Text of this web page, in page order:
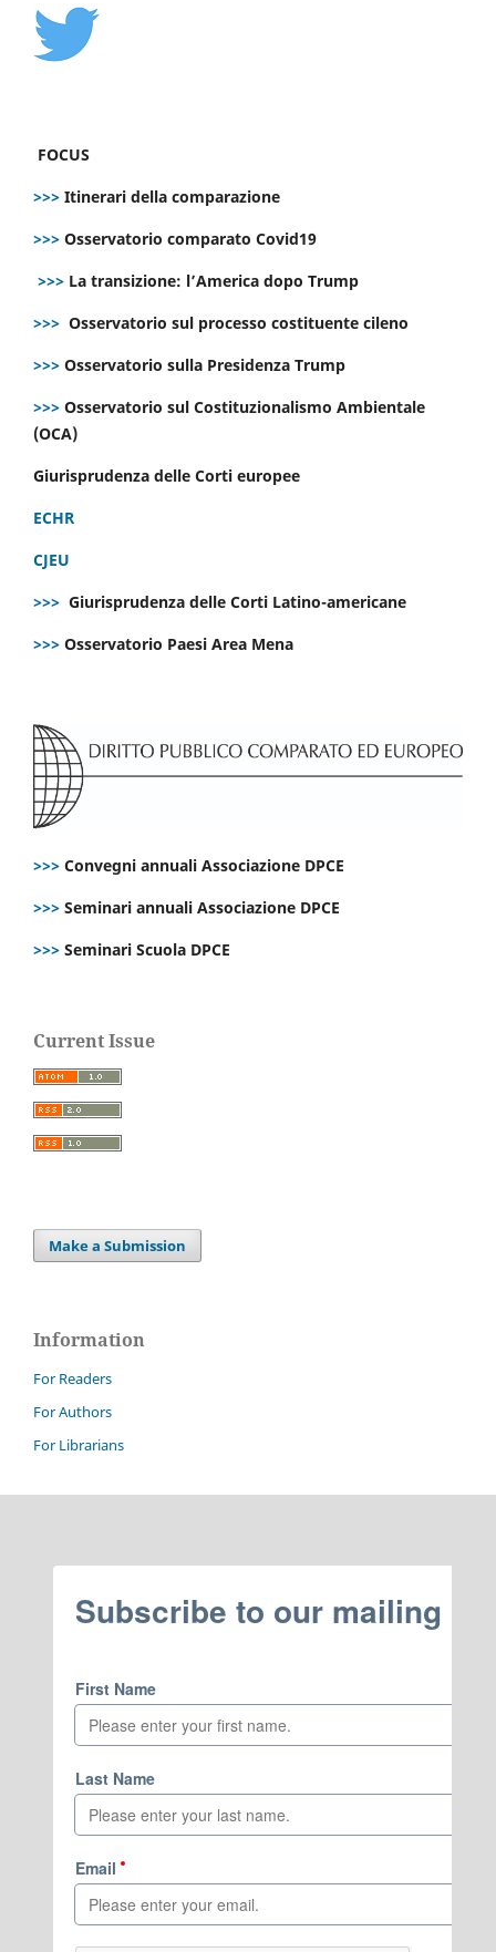
FOCUS
>>> Itinerari della comparazione
>>> Osservatorio comparato Covid19
>>> La transizione: l’America dopo Trump
>>> Osservatorio sul processo costituente cileno
>>> Osservatorio sulla Presidenza Trump
>>> Osservatorio sul Costituzionalismo Ambientale
(OCA)
Giurisprudenza delle Corti europee
ECHR
CJEU
>>> Giurisprudenza delle Corti Latino-americane
>>> Osservatorio Paesi Area Mena
>>> Convegni annuali Associazione DPCE
>>> Seminari annuali Associazione DPCE
>>> Seminari Scuola DPCE
Current Issue
Make a Submission
Information
For Readers
For Authors
For Librarians